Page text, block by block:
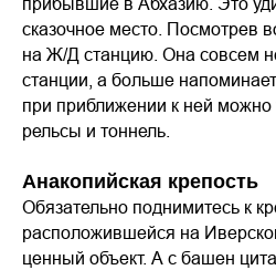
сказочное место. Посмотрев
на Ж/Д станцию. Она совсем
станции, а больше
при приближении к ней можно
рельсы и тоннель.
Анакопийская крепость
Обязательно поднимитесь к
расположившейся на
ценный объект. А с башен